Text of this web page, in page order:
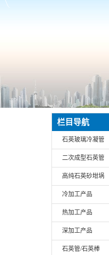
栏目导航
石英玻璃冷凝管
二次成型石英管
高纯石英砂坩埚
冷加工产品
热加工产品
深加工产品
石英管/石英棒